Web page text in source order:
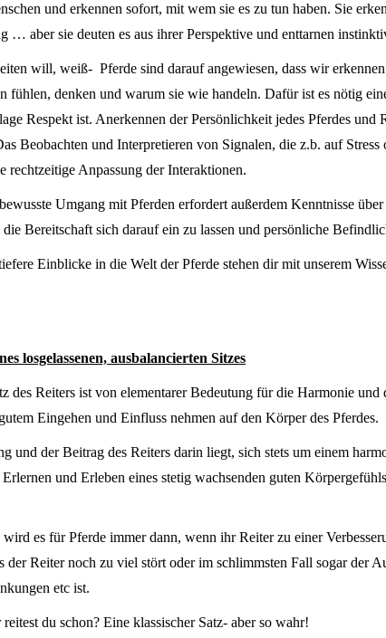
und erkennen sofort, mit wem sie es zu tun haben. Sie
… aber sie deuten es aus ihrer Perspektive und enttarnen
will, weiß- Pferde sind darauf angewiesen, dass wir
fühlen, denken und warum sie wie handeln. Dafür ist es nötig
Respekt ist. Anerkennen der Persönlichkeit jedes Pferdes und
Beobachten und Interpretieren von Signalen, die z.b. auf Stress
rechtzeitige Anpassung der Interaktionen.
Umgang mit Pferden erfordert außerdem Kenntnisse
Bereitschaft sich darauf ein zu lassen und persönliche
Einblicke in die Welt der Pferde stehen dir mit unserem
losgelassenen, ausbalancierten Sitzes
des Reiters ist von elementarer Bedeutung für die Harmonie
Eingehen und Einfluss nehmen auf den Körper des Pferdes.
und der Beitrag des Reiters darin liegt, sich stets um einem
und Erleben eines stetig wachsenden guten
es für Pferde immer dann, wenn ihr Reiter zu einer
der Reiter noch zu viel stört oder im schlimmsten Fall sogar der
etc ist.
du schon? Eine klassischer Satz- aber so wahr!